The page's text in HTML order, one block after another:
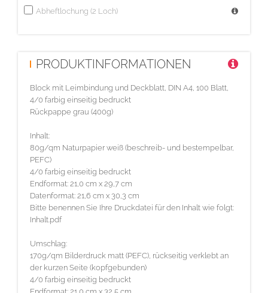
Abheftlochung (2 Loch)
PRODUKTINFORMATIONEN
Block mit Leimbindung und Deckblatt, DIN A4, 100 Blatt,
4/0 farbig einseitig bedruckt
Rückpappe grau (400g)
Inhalt:
80g/qm Naturpapier weiß (beschreib- und bestempelbar,
PEFC)
4/0 farbig einseitig bedruckt
Endformat: 21,0 cm x 29,7 cm
Datenformat: 21,6 cm x 30,3 cm
Bitte benennen Sie Ihre Druckdatei für den Inhalt wie folgt:
Inhalt.pdf
Umschlag:
170g/qm Bilderdruck matt (PEFC), rückseitig verklebt an
der kurzen Seite (kopfgebunden)
4/0 farbig einseitig bedruckt